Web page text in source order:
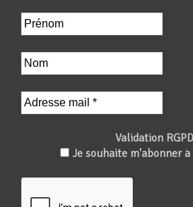
Validation RGPD
Je souhaite m'abonner